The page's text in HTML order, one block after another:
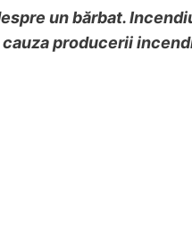
un bărbat.
producerii